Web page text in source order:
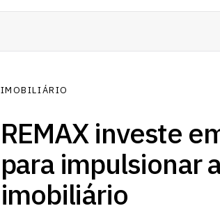
IMOBILIÁRIO
REMAX investe
para impulsionar
imobiliário